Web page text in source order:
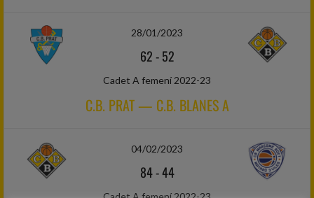
28/01/2023
62-52
Cadet A femení 2022-23
C.B. PRAT — C.B. BLANES A
04/02/2023
84-44